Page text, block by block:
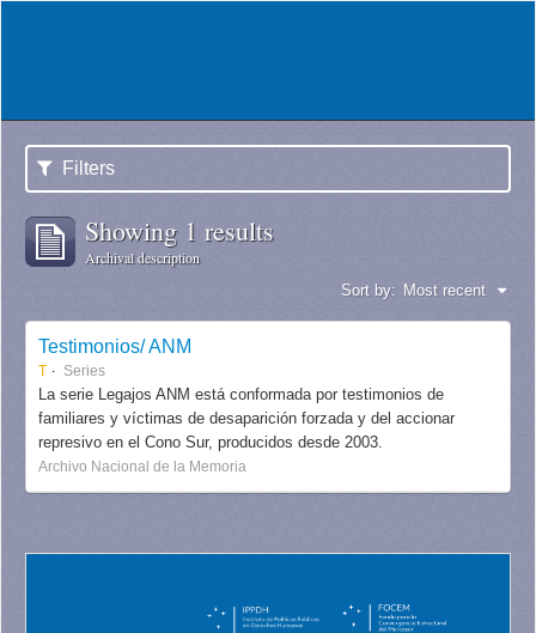
Filters
Showing 1 results
Archival description
Sort by: Most recent
Testimonios/ ANM
T Series
La serie Legajos ANM está conformada por testimonios de
familiares y víctimas de desaparición forzada y del accionar
represivo en el Cono Sur, producidos desde 2003.
Archivo Nacional de la Memoria